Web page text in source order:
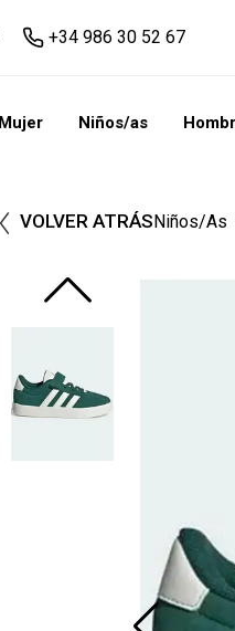
+34 986 30 52 67
Mujer Niños/as
VOLVER ATRÁSNiños/as